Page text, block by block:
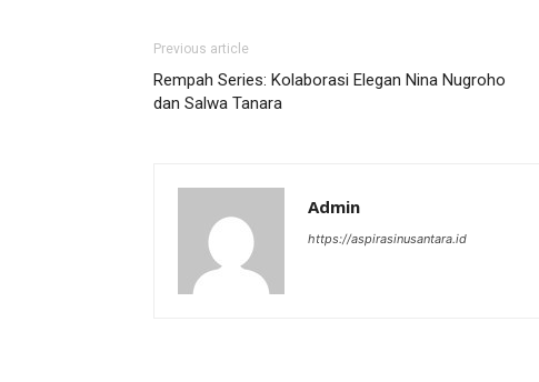
Previous article
Rempah Series: Kolaborasi Elegan Nina Nugroho
dan Salwa Tanara
Admin
https://aspirasinusantara.id